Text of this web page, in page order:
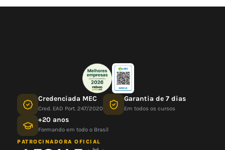
Credenciada MEC
Cred. EAD Port. 247/2020
Garantia de 7 dias
Em todos os cursos
+20 anos
Formando em todo o Brasil
PATROCINADORA OFICIAL